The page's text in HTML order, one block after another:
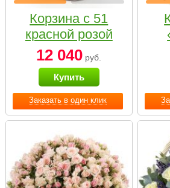
Заказать в один клик
Корзина с 51
красной розой
12 040 руб.
Купить